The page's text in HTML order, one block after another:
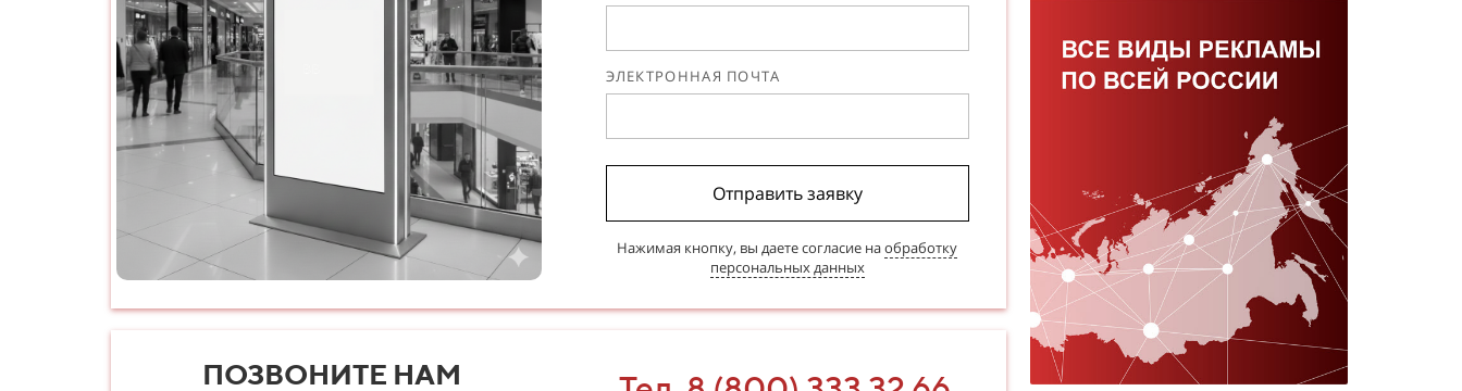
ЭЛЕКТРОННАЯ ПОЧТА
Отправить заявку
Нажимая кнопку, вы даете согласие наобработку
персональных данных
ПОЗВОНИТЕ НАМ